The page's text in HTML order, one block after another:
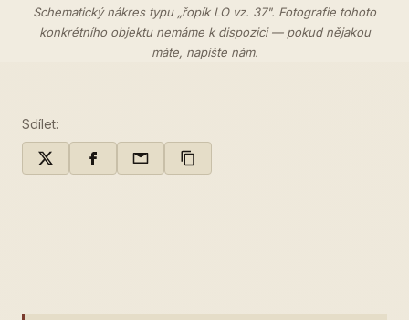
Schematický nákres typu „řopík LO vz. 37". Fotografie tohoto
konkrétního objektu nemáme k dispozici — pokud nějakou
máte, napište nám.
Sdílet: